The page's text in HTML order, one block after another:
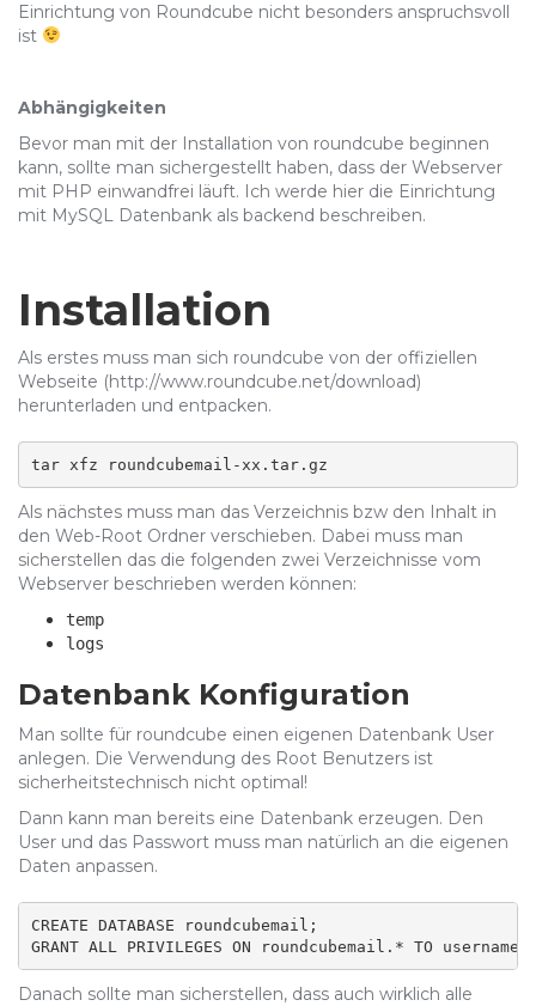
Einrichtung von Roundcube nicht besonders anspruchsvoll
ist
Abhängigkeiten
Bevor man mit der Installation von roundcube beginnen
kann, sollte man sichergestellt haben, dass der Webserver
mit PHP einwandfrei läuft. Ich werde hier die Einrichtung
mit MySQL Datenbank als backend beschreiben.
Installation
Als erstes muss man sich roundcube von der offiziellen
Webseite (http://www.roundcube.net/download)
herunterladen und entpacken.
tar xfz roundcubemail-xx.tar.gz
Als nächstes muss man das Verzeichnis bzw den Inhalt in
den Web-Root Ordner verschieben. Dabei muss man
sicherstellen das die folgenden zwei Verzeichnisse vom
Webserver beschrieben werden können:
temp
logs
Datenbank Konfiguration
Man sollte für roundcube einen eigenen Datenbank User
anlegen. Die Verwendung des Root Benutzers ist
sicherheitstechnisch nicht optimal!
Dann kann man bereits eine Datenbank erzeugen. Den
User und das Passwort muss man natürlich an die eigenen
Daten anpassen.
CREATE DATABASE roundcubemail;
GRANT ALL PRIVILEGES ON roundcubemail.* TO
Danach sollte man sicherstellen, dass auch wirklich alle